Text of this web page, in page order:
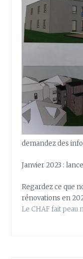
demandez des
Janvier 2023 :
Regardez ce que
rénovations en
Le CHAF fait peau